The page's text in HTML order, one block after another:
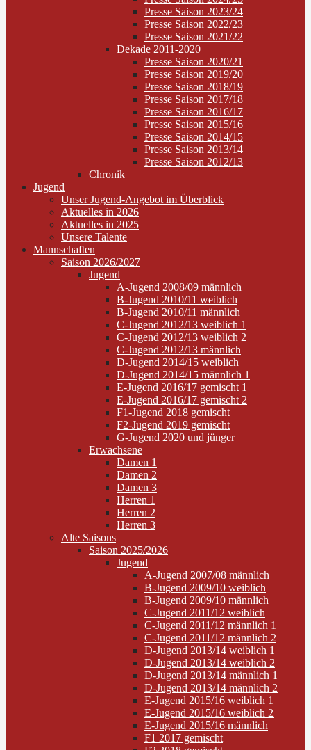
Presse Saison 2023/24
Presse Saison 2022/23
Presse Saison 2021/22
Dekade 2011-2020
Presse Saison 2020/21
Presse Saison 2019/20
Presse Saison 2018/19
Presse Saison 2017/18
Presse Saison 2016/17
Presse Saison 2015/16
Presse Saison 2014/15
Presse Saison 2013/14
Presse Saison 2012/13
Chronik
Jugend
Unser Jugend-Angebot im Überblick
Aktuelles in 2026
Aktuelles in 2025
Unsere Talente
Mannschaften
Saison 2026/2027
Jugend
A-Jugend 2008/09 männlich
B-Jugend 2010/11 weiblich
B-Jugend 2010/11 männlich
C-Jugend 2012/13 weiblich 1
C-Jugend 2012/13 weiblich 2
C-Jugend 2012/13 männlich
D-Jugend 2014/15 weiblich
D-Jugend 2014/15 männlich 1
E-Jugend 2016/17 gemischt 1
E-Jugend 2016/17 gemischt 2
F1-Jugend 2018 gemischt
F2-Jugend 2019 gemischt
G-Jugend 2020 und jünger
Erwachsene
Damen 1
Damen 2
Damen 3
Herren 1
Herren 2
Herren 3
Alte Saisons
Saison 2025/2026
Jugend
A-Jugend 2007/08 männlich
B-Jugend 2009/10 weiblich
B-Jugend 2009/10 männlich
C-Jugend 2011/12 weiblich
C-Jugend 2011/12 männlich 1
C-Jugend 2011/12 männlich 2
D-Jugend 2013/14 weiblich 1
D-Jugend 2013/14 weiblich 2
D-Jugend 2013/14 männlich 1
D-Jugend 2013/14 männlich 2
E-Jugend 2015/16 weiblich 1
E-Jugend 2015/16 weiblich 2
E-Jugend 2015/16 männlich
F1 2017 gemischt